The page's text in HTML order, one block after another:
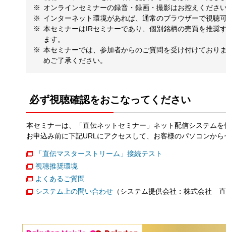
オンラインセミナーの録音・録画・撮影はお控えくださ
インターネット環境があれば、通常のブラウザーで視聴
本セミナーはIRセミナーであり、個別銘柄の売買を推奨
ます。
本セミナーでは、参加者からのご質問を受け付けており
めご了承ください。
必ず視聴確認をおこなってください
本セミナーは、「直伝ネットセミナー」ネット配信システム
お申込み前に下記URLにアクセスして、お客様のパソコンか
「直伝マスターストリーム」接続テスト
視聴推奨環境
よくあるご質問
システム上の問い合わせ（システム提供会社：株式会社